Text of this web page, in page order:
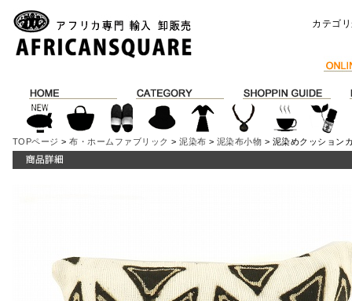
カテゴ
TOPページ >布・ホームファブリック >泥染布 > 泥染布小物 > 泥染めクッション